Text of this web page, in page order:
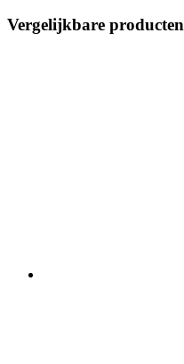
Vergelijkbare producten